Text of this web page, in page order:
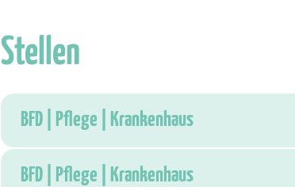
Stellen
BFD | Pflege | Krankenhaus
BFD | Pflege | Krankenhaus